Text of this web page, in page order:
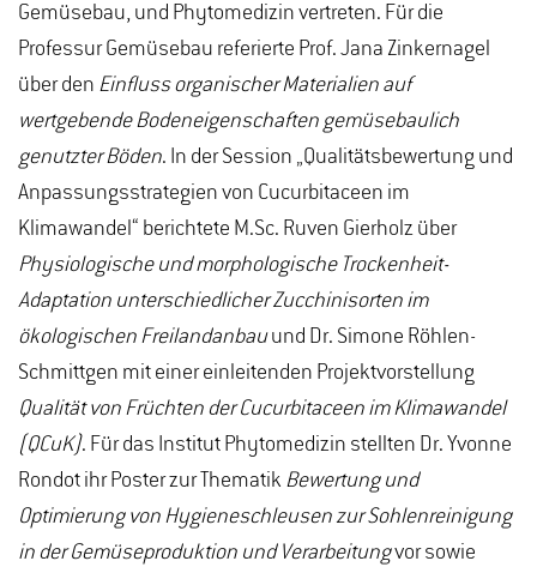
Gemüsebau, und Phytomedizin vertreten. Für die
Professur Gemüsebau referierte Prof. Jana Zinkernagel
über den Einfluss organischer Materialien auf
wertgebende Bodeneigenschaften gemüsebaulich
genutzter Böden. In der Session „Qualitätsbewertung und
Anpassungsstrategien von Cucurbitaceen im
Klimawandel“ berichtete M.Sc. Ruven Gierholz über
Physiologische und morphologische Trockenheit-
Adaptation unterschiedlicher Zucchinisorten im
ökologischen Freilandanbauund Dr. Simone Röhlen-
Schmittgen mit einer einleitenden Projektvorstellung
Qualität von Früchten der Cucurbitaceen im Klimawandel
(QCuK). Für das Institut Phytomedizin stellten Dr. Yvonne
Rondot ihr Poster zur Thematik Bewertung und
Optimierung von Hygieneschleusen zur Sohlenreinigung
in der Gemüseproduktion und Verarbeitungvor sowie